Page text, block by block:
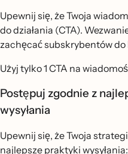
Upewnij się, że Twoja
do działania (CTA).
zachęcać subskrybentów do
Użyj tylko 1 CTA na
Postępuj zgodnie z
wysyłania
Upewnij się, że Twoja
najlepsze praktyki wysyłania: